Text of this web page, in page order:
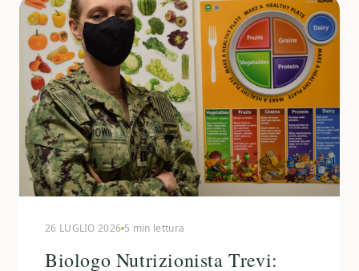
26 LUGLIO 2026 5 min lettura
Biologo Nutrizionista Trevi: